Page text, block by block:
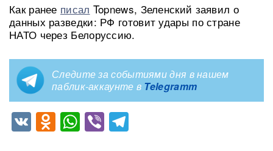
Как ранее писал Topnews, Зеленский заявил о
данных разведки: РФ готовит удары по стране
НАТО через Белоруссию.
Следите за событиями дня в нашем
паблик-аккаунте в Telegramm
VKOdnoklassniki
WhatsApp
Viber